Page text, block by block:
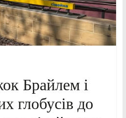
Брайлем і
глобусів до